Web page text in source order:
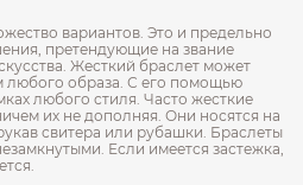
вариантов. Это и предельно
претендующие на звание
Жесткий браслет может
любого образа. С его помощью
любого стиля. Часто жесткие
их не дополняя. Они носятся на
свитера или рубашки. Браслеты
Если имеется застежка,